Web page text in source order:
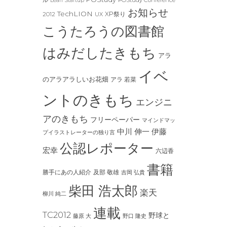
2012 TechLION UX XP祭り お知らせ
こうたろうの図書館
はみだしたきもち アラ
のアラアラしいお花畑 アラ 若菜 イベ
ントのきもち エンジニ
アのきもち フリーペーパー マインドマッ
プイラストレーターの独り言 中川 伸一 伊藤
宏幸 公認レポーター 六辺香
勝手にあの人紹介 及部 敬雄 吉岡 弘貴 書籍
柳川 純二 柴田 浩太郎 楽天
TC2012 藤原 大 連載 野口 隆史 野球と